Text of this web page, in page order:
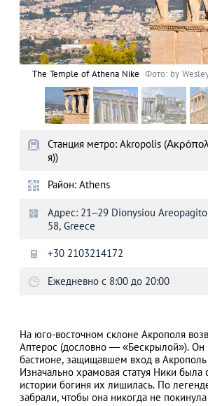
АЗАД
The Temple of Athena Nike Фото: by
Станция метро: Akropolis
я))
Район: Athens
Адрес: 21–29 Dionysiou
58, Greece
+30 2103214172
Ежедневно с 8:00 до 20:00
На юго-восточном склоне Акрополя
Аптерос (дословно ― «Бескрылой»). Он
бастионе, защищавшем вход в
Изначально храмовая статуя Ники
истории богиня их лишилась. По
забрали, чтобы она никогда не